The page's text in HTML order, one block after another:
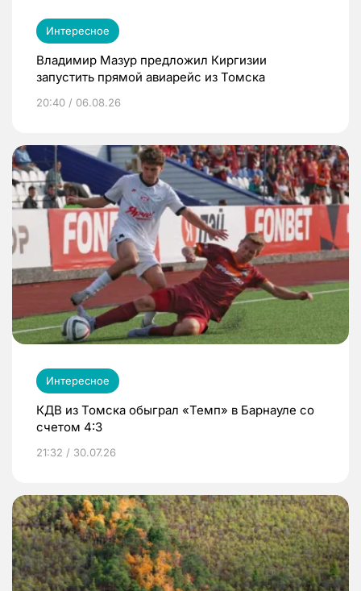
Интересное
Владимир Мазур предложил Киргизии
запустить прямой авиарейс из Томска
20:40 / 06.08.26
Интересное
КДВ из Томска обыграл «Темп» в Барнауле со
счетом 4:3
21:32 / 30.07.26